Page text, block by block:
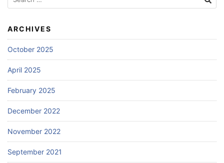
for:
ARCHIVES
October 2025
April 2025
February 2025
December 2022
November 2022
September 2021